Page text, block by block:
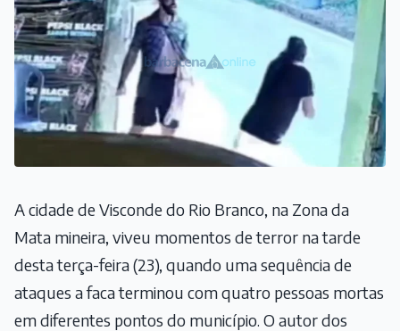
A cidade de Visconde do Rio Branco, na Zona da
Mata mineira, viveu momentos de terror na tarde
desta terça-feira (23), quando uma sequência de
ataques a faca terminou com quatro pessoas mortas
em diferentes pontos do município. O autor dos